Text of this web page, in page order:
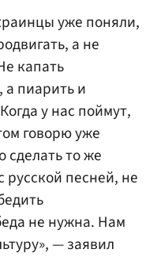
уже поняли,
а не
капать
а пиарить и
у нас поймут,
говорю уже
сделать то же
русской песней, не
не нужна. Нам
— заявил